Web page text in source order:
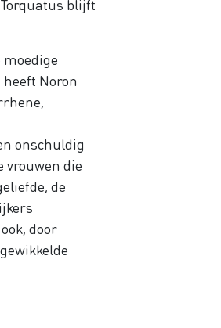
blijft
Noron
onschuldig
vrouwen die
de
door